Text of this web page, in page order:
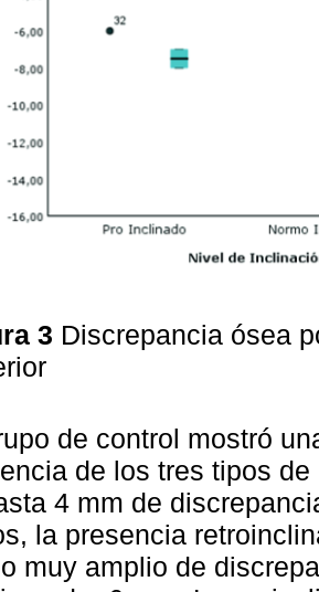
3 Discrepancia ósea
de control mostró
de los tres tipos
4 mm de
la presencia
muy amplio de